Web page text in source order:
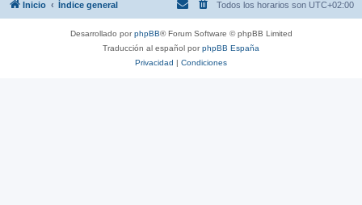
Inicio Índice general Todos los horarios son UTC+02:00
Desarrollado porphpBB® Forum Software © phpBB Limited
Traducción al español porphpBB España
Privacidad | Condiciones